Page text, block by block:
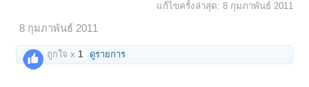
แก้ไขครั้งล่าสุด: 8 กุมภาพันธ์ 2011
8 กุมภาพันธ์ 2011
ถูกใจ x1 ดูรายการ